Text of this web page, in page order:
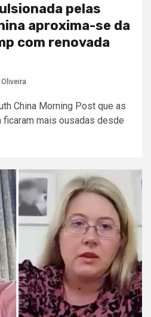
pelas
aproxima-se da
com renovada
China Morning Post que as
mais ousadas desde